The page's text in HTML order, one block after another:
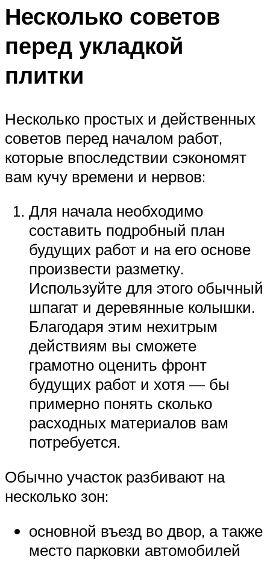
Несколько советов
перед укладкой
плитки
Несколько простых и действенных
советов перед началом работ,
которые впоследствии сэкономят
вам кучу времени и нервов:
Для начала необходимо
составить подробный план
будущих работ и на его основе
произвести разметку.
Используйте для этого обычный
шпагат и деревянные колышки.
Благодаря этим нехитрым
действиям вы сможете
грамотно оценить фронт
будущих работ и хотя — бы
примерно понять сколько
расходных материалов вам
потребуется.
Обычно участок разбивают на
несколько зон:
основной въезд во двор, а также
место парковки автомобилей